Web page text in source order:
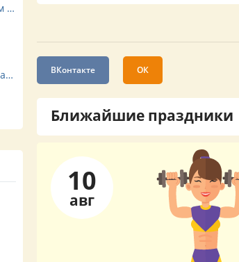
ВКонтакте ОК
Ближайшие праздники
10
авг
Поздравления с днем свадьбы
Музыкальные признания